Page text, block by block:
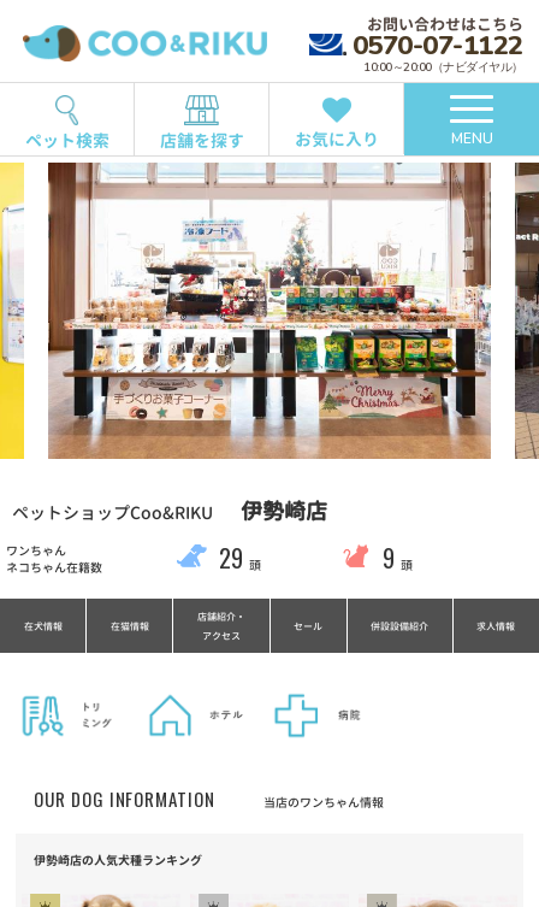
お問い合わせはこちら
0570-07-1122
10:00～20:00（ナビダイヤル）
ペット検索 店舗を探す お気に入り MENU
ペットショップCoo&RIKU 伊勢崎店
ワンちゃん
ネコちゃん在籍数
29 頭 9 頭
在犬情報 在猫情報
店舗紹介・
アクセス
セール 併設設備紹介 求人情報
OUR DOG INFORMATION 当店のワンちゃん情報
伊勢崎店の人気犬種ランキング